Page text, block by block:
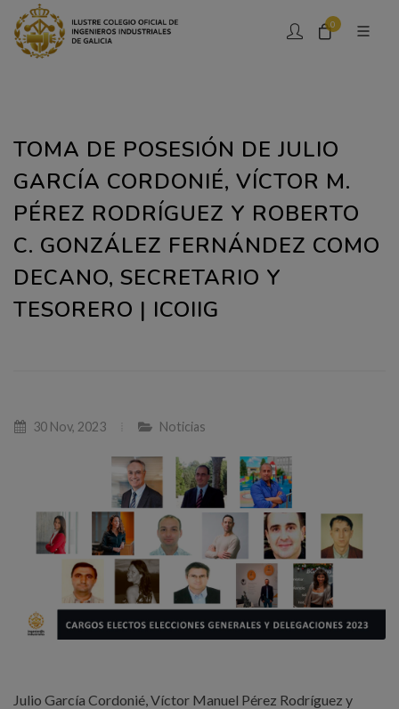
0
TOMA DE POSESIÓN DE JULIO
GARCÍA CORDONIÉ, VÍCTOR M.
PÉREZ RODRÍGUEZ Y ROBERTO
C. GONZÁLEZ FERNÁNDEZ COMO
DECANO, SECRETARIO Y
TESORERO | ICOIIG
30 Nov, 2023 Noticias
Julio García Cordonié, Víctor Manuel Pérez Rodríguez y